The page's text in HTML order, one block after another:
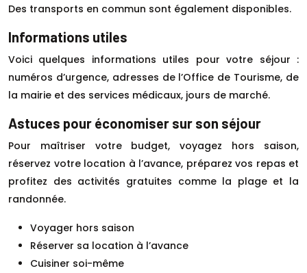
Des transports en commun sont également disponibles.
Informations utiles
Voici quelques informations utiles pour votre séjour :
numéros d’urgence, adresses de l’Office de Tourisme, de
la mairie et des services médicaux, jours de marché.
Astuces pour économiser sur son séjour
Pour maîtriser votre budget, voyagez hors saison,
réservez votre location à l’avance, préparez vos repas et
profitez des activités gratuites comme la plage et la
randonnée.
Voyager hors saison
Réserver sa location à l’avance
Cuisiner soi-même